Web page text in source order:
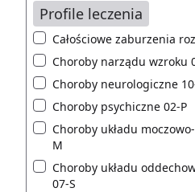
Profile leczenia
Całościowe zaburzenia
Choroby narządu wzroku
Choroby neurologiczne
Choroby psychiczne 02-P
Choroby układu
M
Choroby układu
07-S